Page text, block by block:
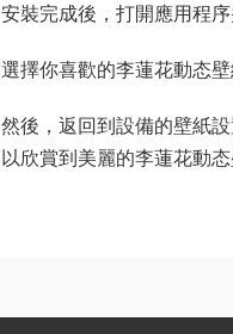
安裝完成後，打開應用程序
選擇你喜歡的李蓮花動态壁
然後，返回到設備的壁紙
以欣賞到美麗的李蓮花動态